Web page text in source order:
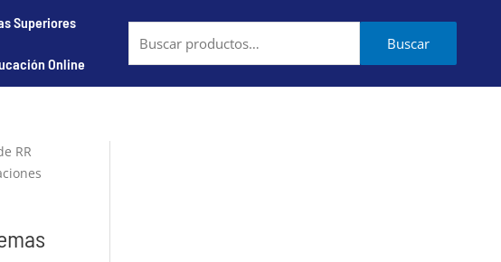
Superiores
Online
por:
Buscar
RR